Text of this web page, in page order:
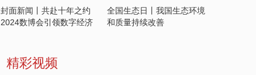
封面新闻丨共赴十年之约
2024数博会引领数字经济
全国生态日丨我国生态环境
和质量持续改善
精彩视频